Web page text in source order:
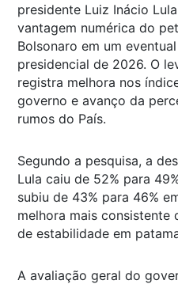
presidente Luiz Inácio
vantagem numérica do
Bolsonaro em um
presidencial de 2026. O
registra melhora nos
governo e avanço da
rumos do País.
Segundo a pesquisa, a
Lula caiu de 52% para
subiu de 43% para 46%
melhora mais consistente
de estabilidade em
A avaliação geral do